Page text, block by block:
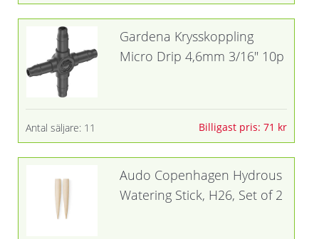
Gardena Krysskoppling
Micro Drip 4,6mm 3/16" 10p
Antal säljare: 11 Billigast pris: 71 kr
Audo Copenhagen Hydrous
Watering Stick, H26, Set of 2